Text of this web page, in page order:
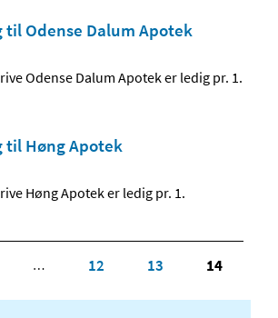
Odense Dalum Apotek
Odense Dalum Apotek er ledig pr. 1.
til Høng Apotek
Høng Apotek er ledig pr. 1.
… 12 13 14